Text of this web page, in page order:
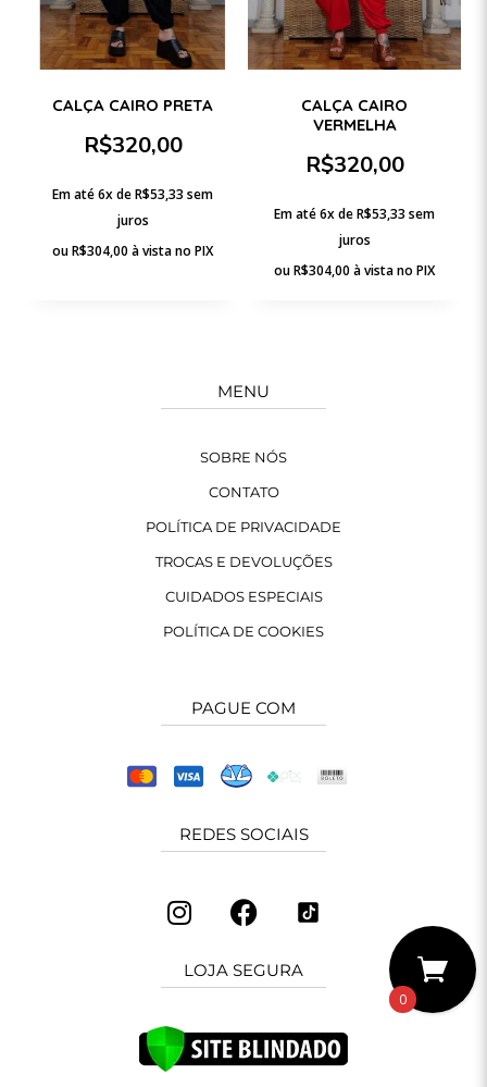
CALÇA CAIRO PRETA
R$320,00
Em até 6x deR$53,33 sem
juros
ouR$304,00 à vista no PIX
CALÇA CAIRO
VERMELHA
R$320,00
Em até 6x deR$53,33 sem
juros
ouR$304,00 à vista no PIX
MENU
SOBRE NÓS
CONTATO
POLÍTICA DE PRIVACIDADE
TROCAS E DEVOLUÇÕES
CUIDADOS ESPECIAIS
POLÍTICA DE COOKIES
PAGUE COM
REDES SOCIAIS
LOJA SEGURA
0